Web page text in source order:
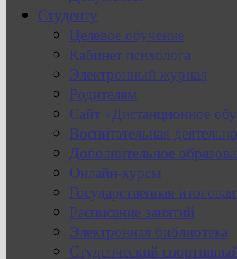
Студенту
Целевое обучение
Кабинет психолога
Электронный журнал
Родителям
Сайт «Дистанционное
Воспитательная
Дополнительное
Онлайн-курсы
Государственная
Расписание занятий
Электронная библиотека
Студенческий